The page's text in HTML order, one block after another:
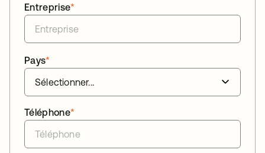
*
Entreprise
*
Pays
*
Téléphone